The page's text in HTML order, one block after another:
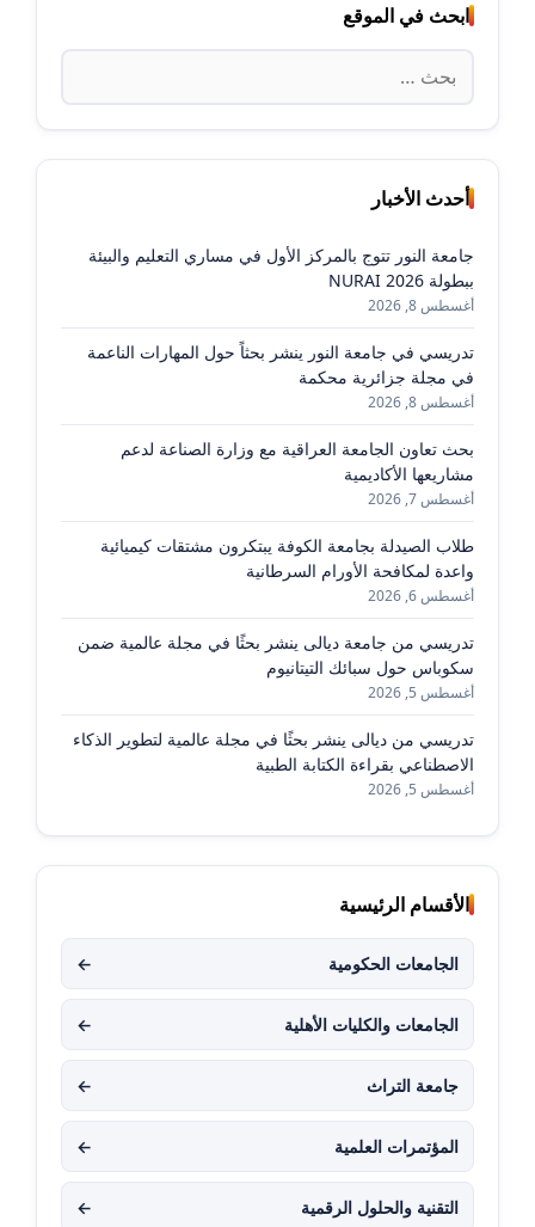
ابحث في الموقع
البحث
عن:
أحدث الأخبار
جامعة النور تتوج بالمركز الأول في مساري التعليم والبيئة
ببطولة NURAI 2026
أغسطس 8, 2026
تدريسي في جامعة النور ينشر بحثاً حول المهارات الناعمة
في مجلة جزائرية محكمة
أغسطس 8, 2026
بحث تعاون الجامعة العراقية مع وزارة الصناعة لدعم
مشاريعها الأكاديمية
أغسطس 7, 2026
طلاب الصيدلة بجامعة الكوفة يبتكرون مشتقات كيميائية
واعدة لمكافحة الأورام السرطانية
أغسطس 6, 2026
تدريسي من جامعة ديالى ينشر بحثًا في مجلة عالمية ضمن
سكوباس حول سبائك التيتانيوم
أغسطس 5, 2026
تدريسي من ديالى ينشر بحثًا في مجلة عالمية لتطوير الذكاء
الاصطناعي بقراءة الكتابة الطبية
أغسطس 5, 2026
الأقسام الرئيسية
الجامعات الحكومية ←
الجامعات والكليات الأهلية ←
جامعة التراث ←
المؤتمرات العلمية ←
التقنية والحلول الرقمية ←